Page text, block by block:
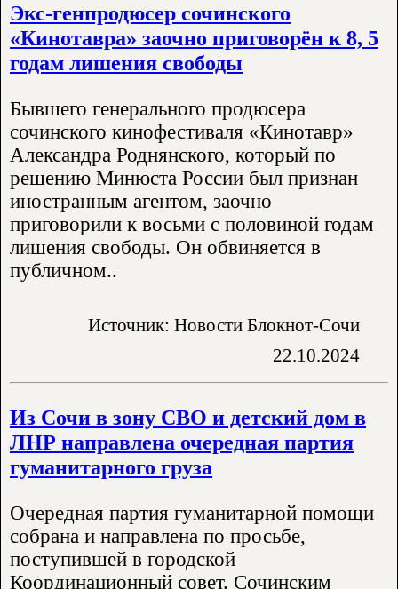
Экс-генпродюсер сочинского
«Кинотавра» заочно приговорён к 8, 5
годам лишения свободы
Бывшего генерального продюсера
сочинского кинофестиваля «Кинотавр»
Александра Роднянского, который по
решению Минюста России был признан
иностранным агентом, заочно
приговорили к восьми с половиной годам
лишения свободы. Он обвиняется в
публичном..
Источник: Новости Блокнот-Сочи
22.10.2024
Из Сочи в зону СВО и детский дом в
ЛНР направлена очередная партия
гуманитарного груза
Очередная партия гуманитарной помощи
собрана и направлена по просьбе,
поступившей в городской
Координационный совет. Сочинским